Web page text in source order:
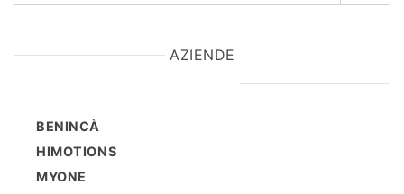
AZIENDE
BENINCÀ
HIMOTIONS
MYONE